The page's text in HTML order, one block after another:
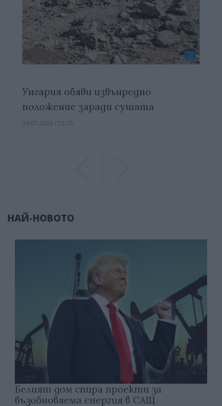
Унгария обяви извънредно
положение заради сушата
29.07.2026 / 15:35
НАЙ-НОВОТО
Белият дом спира проекти за
възобновяема енергия в САЩ